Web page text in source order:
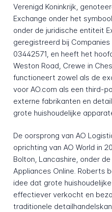
Verenigd Koninkrijk,
Exchange onder het
onder de juridische entiteit
geregistreerd bij
03442571, en heeft het
Weston Road, Crewe in
functioneert zowel als de
voor AO.com als een third-
externe fabrikanten en
grote huishoudelijke
De oorsprong van AO
oprichting van AO World in
Bolton, Lancashire, onder
Appliances Online. Roberts
idee dat grote
effectiever verkocht en
traditionele